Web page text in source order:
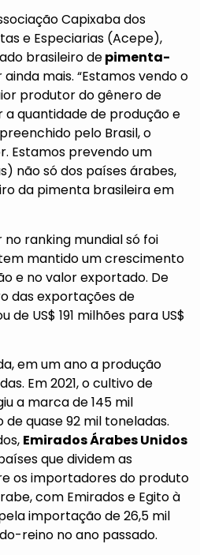
Capixaba dos
e Especiarias (Acepe),
brasileiro depimenta-
mais. “Estamos vendo o
produtor do gênero de
a quantidade de produção e
pelo Brasil, o
Estamos prevendo um
não só dos países árabes,
da pimenta brasileira em
ranking mundial só foi
mantido um crescimento
e no valor exportado. De
das exportações de
US$ 191 milhões para US$
em um ano a produção
Em 2021, o cultivo de
a marca de 145 mil
quase 92 mil toneladas.
Emirados Árabes Unidos
que dividem as
os importadores do produto
com Emirados e Egito à
importação de 26,5 mil
reino no ano passado.